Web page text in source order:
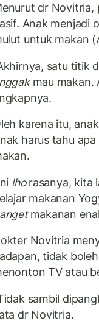
dr Novitria,
Anak menjadi
untuk makan (
satu titik
mau makan.
karena itu,
harus tahu
lhorasanya, kita
makanan
makanan
Novitria
tidak
TV atau
sambil
dr Novitria.